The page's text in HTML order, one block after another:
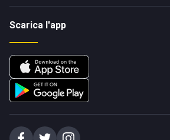
Scarica l'app